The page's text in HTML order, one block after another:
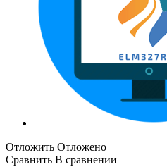
Отложить Отложено
Сравнить В сравнении